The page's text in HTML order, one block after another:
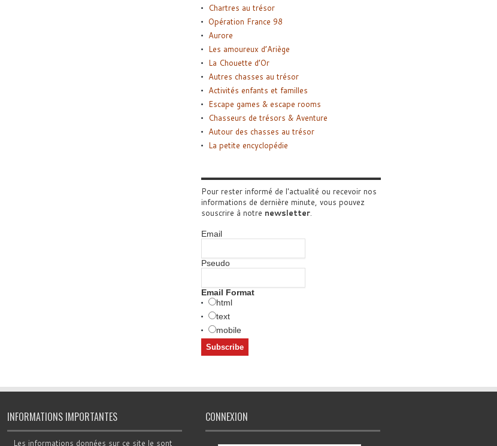
Chartres au trésor
Opération France 98
Aurore
Les amoureux d’Ariège
La Chouette d’Or
Autres chasses au trésor
Activités enfants et familles
Escape games & escape rooms
Chasseurs de trésors & Aventure
Autour des chasses au trésor
La petite encyclopédie
Pour rester informé de l'actualité ou recevoir nos
informations de dernière minute, vous pouvez
souscrire à notre newsletter.
Email
Pseudo
Email Format
html
text
mobile
INFORMATIONS IMPORTANTES
Les informations données sur ce site le sont
CONNEXION